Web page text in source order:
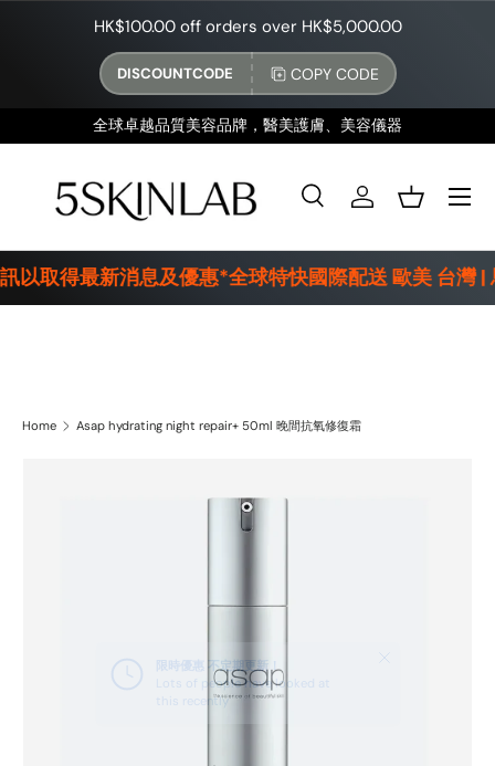
SKIP TO CONTENT
HK$100.00 off orders over HK$5,000.00
DISCOUNTCODE COPY CODE
全球卓越品質美容品牌，醫美護膚、美容儀器
Search
Product type
All
SearchLog inBasket
Menu
取得最新消息及優惠*全球特快國際配送 歐美 台灣 |
Home Asap hydrating night repair+ 50ml 晚間抗氧修復霜
SKIP TO PRODUCT INFORMATION